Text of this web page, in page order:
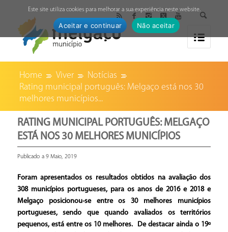
Home Viver
Notícias
Rating municipal português: Melgaço está nos 30
melhores municípios...
RATING MUNICIPAL PORTUGUÊS: MELGAÇO
ESTÁ NOS 30 MELHORES MUNICÍPIOS
Publicado a 9 Maio, 2019
Foram apresentados os resultados obtidos na avaliação dos
308 municípios portugueses, para os anos de 2016 e 2018 e
Melgaço posicionou-se entre os 30 melhores municípios
portugueses, sendo que quando avaliados os territórios
pequenos, está entre os 10 melhores. De destacar ainda o 19º
Este site utiliza cookies para melhorar a sua experiência neste website.
Aceitar e continuar Não aceitar